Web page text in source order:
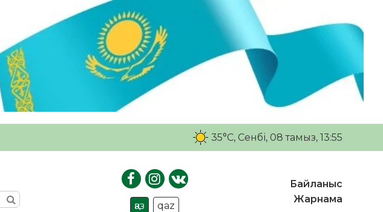
35°C, Сенбі, 08 тамыз, 13:55
қаз qaz
Байланыс
Жарнама